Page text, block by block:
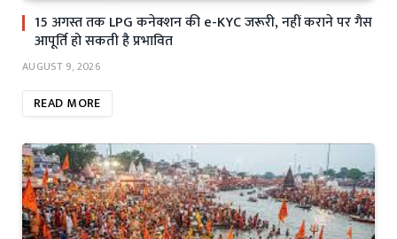
15 अगस्त तक LPG कनेक्शन की e-KYC जरूरी, नहीं कराने पर गैस
आपूर्ति हो सकती है प्रभावित
AUGUST 9, 2026
READ MORE